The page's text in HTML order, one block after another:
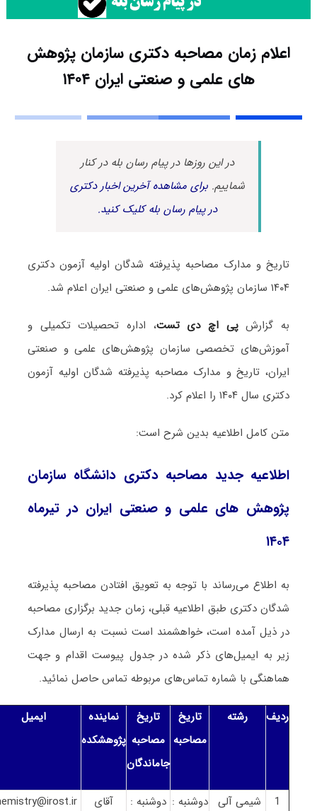
اعلام زمان مصاحبه دکتری ﺳﺎزﻣﺎن ﭘﮋوﻫﺶ
ﻫﺎى ﻋﻠﻤﻰ و ﺻﻨﻌﺘﻰ اﯾﺮان ۱۴۰۴
در این روزها در پیام رسان بله در کنار
شماییم.برای مشاهده آخرین اخبار دکتری
در پیام رسان بله کلیک کنید.
تاریخ و مدارک مصاحبه پذیرفته شدگان اولیه آزمون دکتری
۱۴۰۴ سازمان پژوهش‌های علمی و صنعتی ایران اعلام شد.
به گزارش پی اچ دی تست، اداره تحصیلات تکمیلی و
آموزش‌های تخصصی سازمان پژوهش‌های علمی و صنعتی
ایران، تاریخ و مدارک مصاحبه پذیرفته شدگان اولیه آزمون
دکتری سال ۱۴۰۴ را اعلام کرد.
متن کامل اطلاعیه بدین شرح است:
اطلاعیه جدید مصاحبه دکتری دانشگاه ﺳﺎزﻣﺎن
ﭘﮋوﻫﺶ ﻫﺎى ﻋﻠﻤﻰ و ﺻﻨﻌﺘﻰ اﯾﺮان در تیرماه
۱۴۰۴
به اطلاع می‌رساند با توجه به تعویق افتادن مصاحبه پذیرفته
شدگان دکتری طبق اطلاعیه قبلی، زمان جدید برگزاری مصاحبه
در ذیل آمده است، خواهشمند است نسبت به ارسال مدارک
زیر به ایمیل‌های ذکر شده در جدول پیوست اقدام و جهت
هماهنگی با شماره تماس‌های مربوطه تماس حاصل نمائید.
ردیف رشته
تاریخ
مصاحبه
تاریخ
مصاحبه
جاماندگان
نماینده
پژوهشکده
ایمیل
1 شیمی آلی
دوشنبه : دوشنبه :
آقای